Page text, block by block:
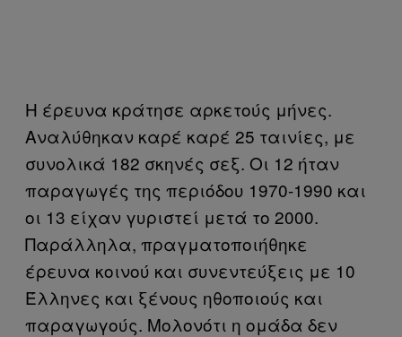
Η έρευνα κράτησε αρκετούς μήνες.
Αναλύθηκαν καρέ καρέ 25 ταινίες, με
συνολικά 182 σκηνές σεξ. Οι 12 ήταν
παραγωγές της περιόδου 1970-1990 και
οι 13 είχαν γυριστεί μετά το 2000.
Παράλληλα, πραγματοποιήθηκε
έρευνα κοινού και συνεντεύξεις με 10
Έλληνες και ξένους ηθοποιούς και
παραγωγούς. Μολονότι η ομάδα δεν